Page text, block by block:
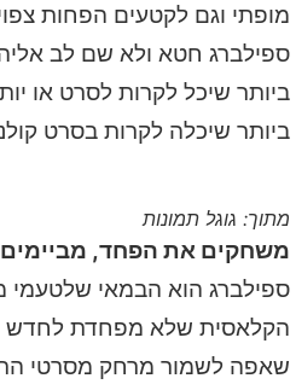
מופתי וגם לקטעים הפחות
ספילברג חטא ולא שם לב
ביותר שיכל לקרות לסרט או
ביותר שיכלה לקרות בסרט
מתוך: גוגל תמונות
משחקים את הפחד,
ספילברג הוא הבמאי שלטעמי
הקלאסית שלא מפחדת לחדש
שאפה לשמור מרחק מסרטי